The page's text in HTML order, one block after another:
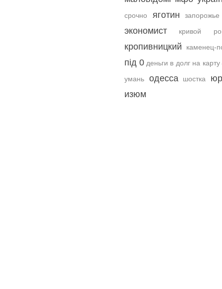
срочно яготин запорожье
экономист кривой
кропивницкий каменец-
під 0 деньги в долг на карту
умань одесса шостка
изюм